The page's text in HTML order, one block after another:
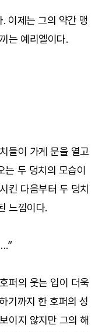
이제는 그의 약간 맹
는 예리엘이다.
들이 가게 문을 열고
두 덩치의 모습이
킨 다음부터 두 덩치
느낌이다.
퍼의 웃는 입이 더욱
기까지 한 호퍼의 성
이지 않지만 그의 해